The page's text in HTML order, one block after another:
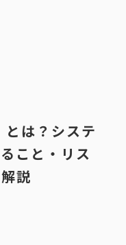
は？システ
こと・リス
説